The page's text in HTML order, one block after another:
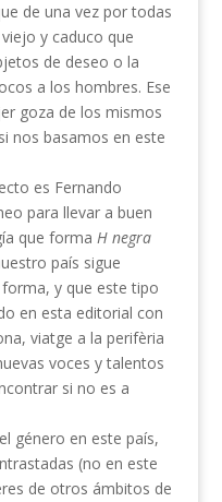
de una vez por todas
y caduco que
de deseo o la
a los hombres. Ese
goza de los mismos
nos basamos en este
es Fernando
para llevar a buen
que forma H negra
país sigue
y que este tipo
en esta editorial con
viatge a la perifèria
voces y talentos
si no es a
género en este país,
(no en este
de otros ámbitos de